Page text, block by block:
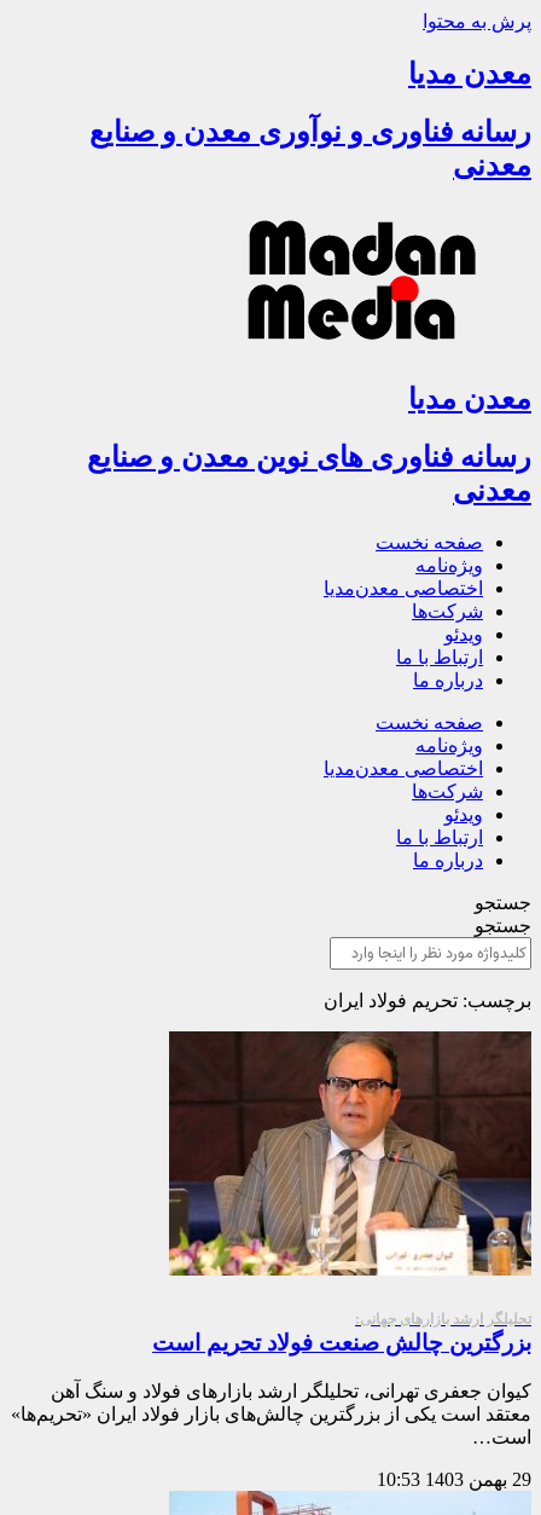
پرش به محتوا
معدن مدیا
رسانه فناوری و نوآوری معدن و صنایع
معدنی
معدن مدیا
رسانه فناوری های نوین معدن و صنایع
معدنی
صفحه نخست
ویژه‌نامه
اختصاصی معدن‌مدیا
شرکت‌ها
ویدئو
ارتباط با ما
درباره ما
صفحه نخست
ویژه‌نامه
اختصاصی معدن‌مدیا
شرکت‌ها
ویدئو
ارتباط با ما
درباره ما
جستجو
جستجو
برچسب: تحریم فولاد ایران
تحلیلگر ارشد بازارهای جهانی:
بزرگترین چالش صنعت فولاد تحریم است
کیوان جعفری تهرانی، تحلیلگر ارشد بازارهای فولاد و سنگ آهن
معتقد است یکی از بزرگترین چالش‌های بازار فولاد ایران «تحریم‌‌ها»‌
است…
29 بهمن 1403 10:53